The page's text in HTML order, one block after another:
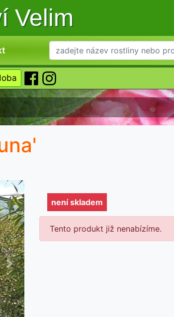
Velim
Další
není skladem
Tento produkt již nenabízíme.